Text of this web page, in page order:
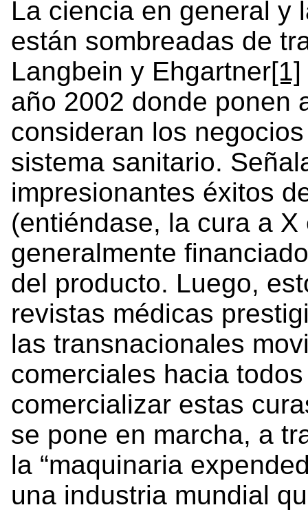
La ciencia en general y
están sombreadas de
Langbein y Ehgartner[1]
año 2002 donde ponen
consideran los
sistema sanitario.
impresionantes éxitos
(entiéndase, la cura a
generalmente
del producto. Luego,
revistas médicas
las transnacionales
comerciales hacia
comercializar estas
se pone en marcha, a
la “maquinaria
una industria mundial